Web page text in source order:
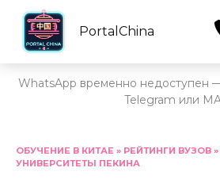
PortalChina
WhatsApp временно недоступен
Telegram или
содержанию
ОБУЧЕНИЕ В КИТАЕ » РЕЙТИНГИ ВУЗОВ »
УНИВЕРСИТЕТЫ ПЕКИНА